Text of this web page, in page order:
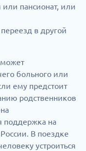
или пансионат, или
в другой
может
больного или
ему предстоит
родственников
поддержка на
В поездке
устроиться